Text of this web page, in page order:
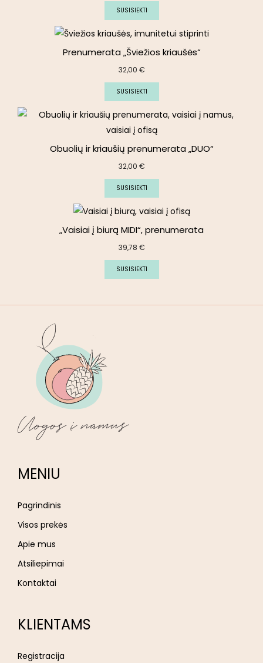
SUSISIEKTI
Prenumerata „Šviežios kriaušės“
32,00 €
SUSISIEKTI
Obuolių ir kriaušių prenumerata „DUO“
32,00 €
SUSISIEKTI
„Vaisiai į biurą MIDI“, prenumerata
39,78 €
SUSISIEKTI
MENIU
Pagrindinis
Visos prekės
Apie mus
Atsiliepimai
Kontaktai
KLIENTAMS
Registracija